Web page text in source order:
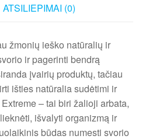
ATSILIEPIMAI (0)
žmonių ieško natūralių ir
ir pagerinti bendrą
įvairių produktų, tačiau
išties natūralia sudėtimi ir
– tai biri žalioji arbata,
išvalyti organizmą ir
būdas numesti svorio